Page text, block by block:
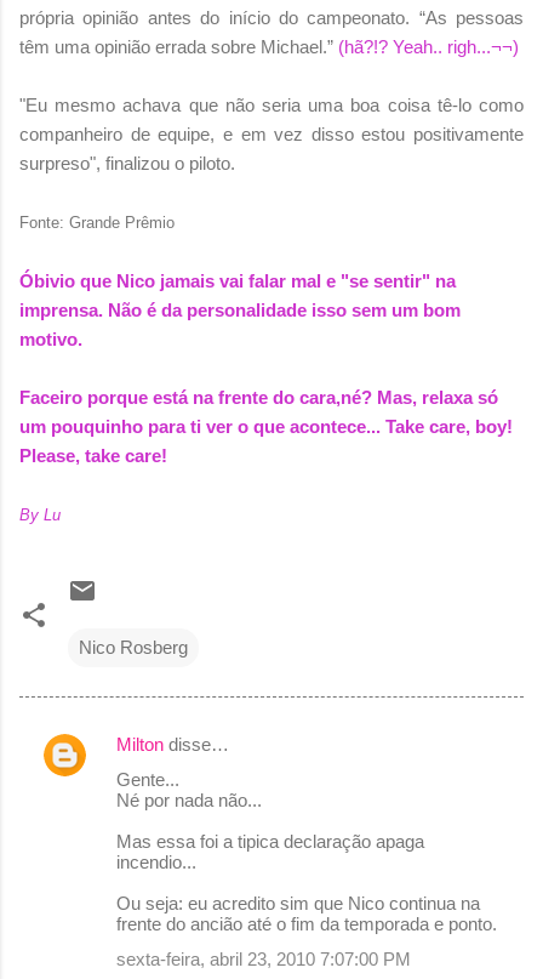
própria opinião antes do início do campeonato. “As pessoas
têm uma opinião errada sobre Michael.” (hã?!? Yeah.. righ...¬¬)
"Eu mesmo achava que não seria uma boa coisa tê-lo como
companheiro de equipe, e em vez disso estou positivamente
surpreso", finalizou o piloto.
Fonte: Grande Prêmio
Óbivio que Nico jamais vai falar mal e "se sentir" na
imprensa. Não é da personalidade isso sem um bom
motivo.
Faceiro porque está na frente do cara,né? Mas, relaxa só
um pouquinho para ti ver o que acontece... Take care, boy!
Please, take care!
By Lu
Nico Rosberg
C
Milton disse…
Gente...
Né por nada não...
Mas essa foi a tipica declaração apaga
incendio...
Ou seja: eu acredito sim que Nico continua na
frente do ancião até o fim da temporada e ponto.
sexta-feira, abril 23, 2010 7:07:00 PM